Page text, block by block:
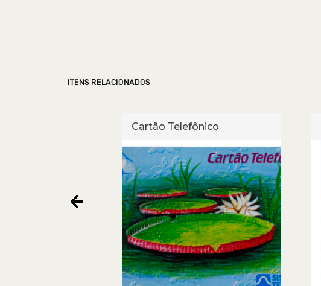
ITENS RELACIONADOS
Cartão Telefônico